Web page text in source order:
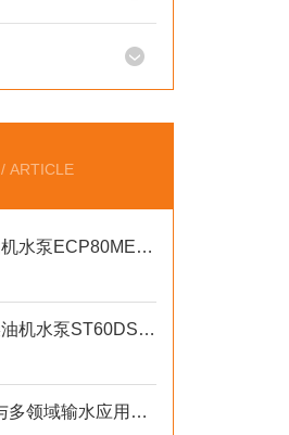
/ ARTICLE
移动式8寸防汛柴油机水泵ECP80ME产品介绍
应急抢险6寸双缸柴油机水泵ST60DS产品介绍
自吸泵的结构原理与多领域输水应用探析